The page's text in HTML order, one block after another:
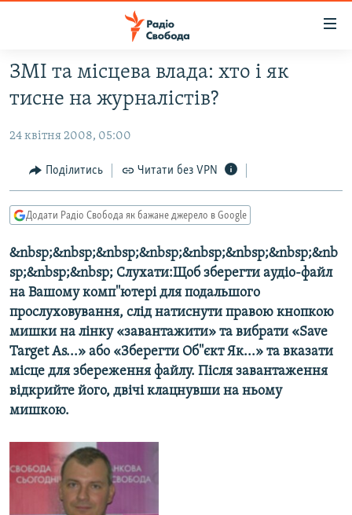
Перейти
до
основного
Перейти
основної
Перейти
пошуку
РАДІО СВОБОДА – 70 РОКІВ
СТАТТІ
ПОЛІТИКА
СУСПІЛЬСТВО
КУЛЬТУРА
УКРАЇНА
СВІТ
ВІЙНА
ДОНБАС.РЕАЛІЇ
КРИМ.РЕАЛІЇ
ТИ ЯК?
СХЕМИ
ПРИАЗОВ’Я
КИТАЙ.ВИКЛИКИ
МУЛЬТИМЕДІА
СПЕЦПРОЄКТИ
ПОДКАСТИ
ЗМІ та місцева влада: хто і як
тисне на журналістів?
24 квітня 2008, 05:00
Поділитись Читати без VPN
Додати Радіо Свобода як бажане джерело в Google
&nbsp;&nbsp;&nbsp;&nbsp;&nbsp;&nbsp;&nbsp;&nb
sp;&nbsp;&nbsp; Слухати:Щоб зберегти аудіо-файл
на Вашому комп''ютері для подальшого
прослуховування, слід натиснути правою кнопкою
мишки на лінку «завантажити» та вибрати «Save
Target As...» або «Зберегти Об''єкт Як...» та вказати
місце для збереження файлу. Після завантаження
відкрийте його, двічі клацнувши на ньому
мишкою.